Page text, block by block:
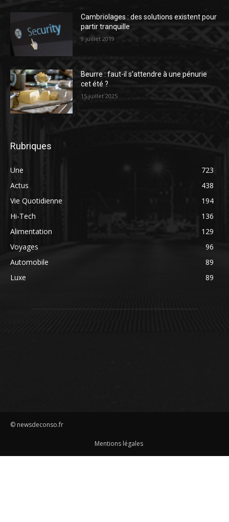
Cambriolages : des solutions existent pour
partir tranquille
9 juillet 2019
Beurre : faut-il s’attendre à une pénurie
cet été ?
15 juillet 2025
Rubriques
Une
723
Actus
438
Vie Quotidienne
194
Hi-Tech
136
Alimentation
129
Voyages
96
Automobile
89
Luxe
89
© newsdeconso.fr
Mentions légales